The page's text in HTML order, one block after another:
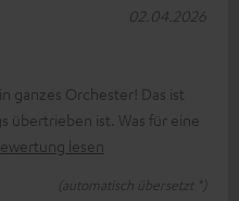
ganzes Orchester! Das ist
übertrieben ist. Was für eine
lesen
(automatisch übersetzt *)
02.04.2026